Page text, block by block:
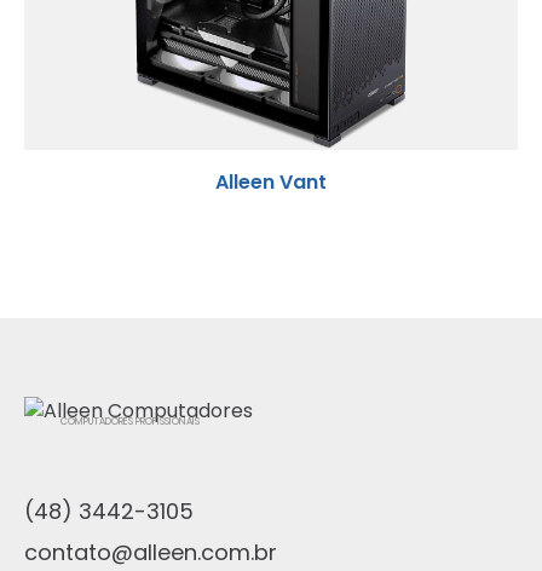
Alleen Vant
COMPUTADORES PROFISSIONAIS
(48) 3442-3105
contato@alleen.com.br